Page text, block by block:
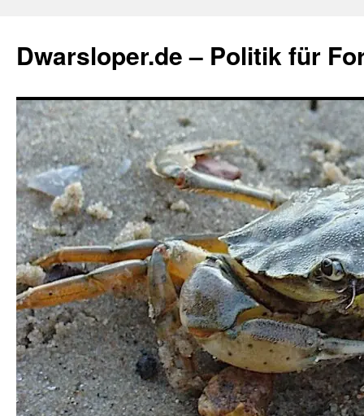
springen
Dwarsloper.de – Politik für